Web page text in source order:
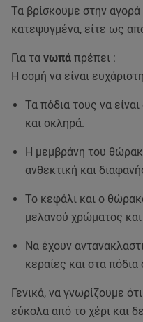
Τα βρίσκουμε στην
κατεψυγμένα, είτε ως
Για τα νωπά πρέπει :
Η οσμή να είναι
Τα πόδια τους να
και σκληρά.
Η μεμβράνη του
ανθεκτική και
Το κεφάλι και ο
μελανού χρώματος
Να έχουν
κεραίες και στα πόδια
Γενικά, να γνωρίζουμε
εύκολα από το χέρι και